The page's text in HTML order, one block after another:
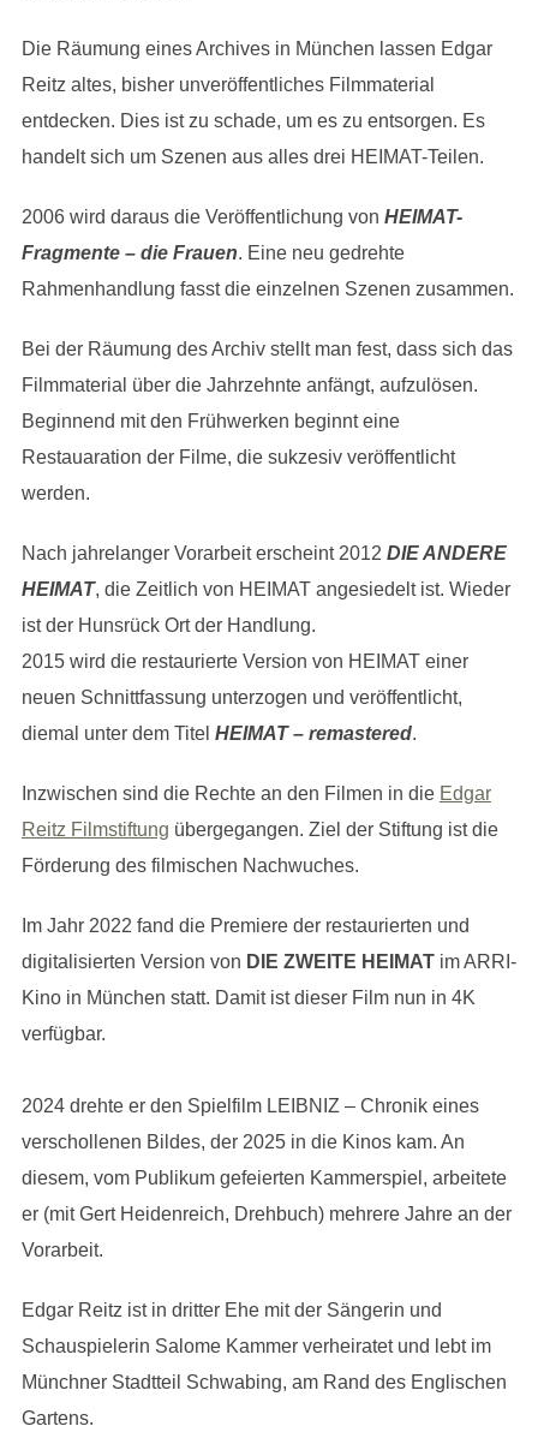
Die Räumung eines Archives in München lassen Edgar
Reitz altes, bisher unveröffentliches Filmmaterial
entdecken. Dies ist zu schade, um es zu entsorgen. Es
handelt sich um Szenen aus alles drei HEIMAT-Teilen.
2006 wird daraus die Veröffentlichung von HEIMAT-
Fragmente – die Frauen. Eine neu gedrehte
Rahmenhandlung fasst die einzelnen Szenen zusammen.
Bei der Räumung des Archiv stellt man fest, dass sich das
Filmmaterial über die Jahrzehnte anfängt, aufzulösen.
Beginnend mit den Frühwerken beginnt eine
Restauaration der Filme, die sukzesiv veröffentlicht
werden.
Nach jahrelanger Vorarbeit erscheint 2012 DIE ANDERE
HEIMAT, die Zeitlich von HEIMAT angesiedelt ist. Wieder
ist der Hunsrück Ort der Handlung.
2015 wird die restaurierte Version von HEIMAT einer
neuen Schnittfassung unterzogen und veröffentlicht,
diemal unter dem Titel HEIMAT – remastered.
Inzwischen sind die Rechte an den Filmen in die Edgar
Reitz Filmstiftung übergegangen. Ziel der Stiftung ist die
Förderung des filmischen Nachwuches.
Im Jahr 2022 fand die Premiere der restaurierten und
digitalisierten Version von DIE ZWEITE HEIMATim ARRI-
Kino in München statt. Damit ist dieser Film nun in 4K
verfügbar.
2024 drehte er den Spielfilm LEIBNIZ – Chronik eines
verschollenen Bildes, der 2025 in die Kinos kam. An
diesem, vom Publikum gefeierten Kammerspiel, arbeitete
er (mit Gert Heidenreich, Drehbuch) mehrere Jahre an der
Vorarbeit.
Edgar Reitz ist in dritter Ehe mit der Sängerin und
Schauspielerin Salome Kammer verheiratet und lebt im
Münchner Stadtteil Schwabing, am Rand des Englischen
Gartens.